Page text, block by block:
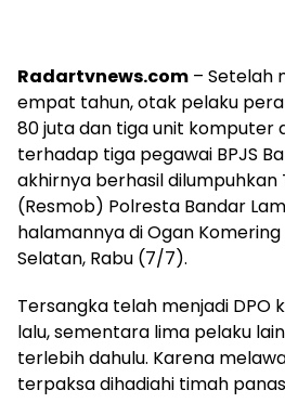
Radartvnews.com – Setelah
empat tahun, otak pelaku
80 juta dan tiga unit komputer
terhadap tiga pegawai BPJS
akhirnya berhasil dilumpuhkan
(Resmob) Polresta Bandar
halamannya di Ogan
Selatan, Rabu (7/7).
Tersangka telah menjadi DPO
lalu, sementara lima pelaku
terlebih dahulu. Karena
terpaksa dihadiahi timah